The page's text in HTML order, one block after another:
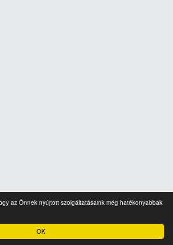
OK
az Önnek nyújtott szolgáltatásaink még hatékonyabbak